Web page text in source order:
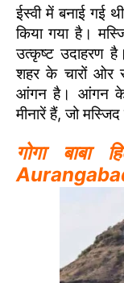
ईस्वी में बनाई गई
किया गया है।
उत्कृष्ट उदाहरण
शहर के चारों ओर
आंगन है। आंगन के
मीनारें हैं, जो
गोगा